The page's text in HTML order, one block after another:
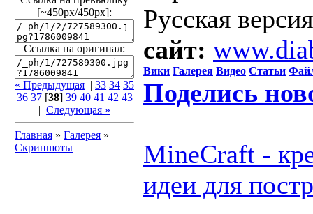
[~450px/450px]:
Ссылка на оригинал:
« Предыдущая | 33 34 35
36 37[38] 39 40 41 42 43
| Следующая »
Главная » Галерея »
Скриншоты
Русская
сайт:
Вики Галерея Видео Статьи
Поделись
MineCraft -
идеи для